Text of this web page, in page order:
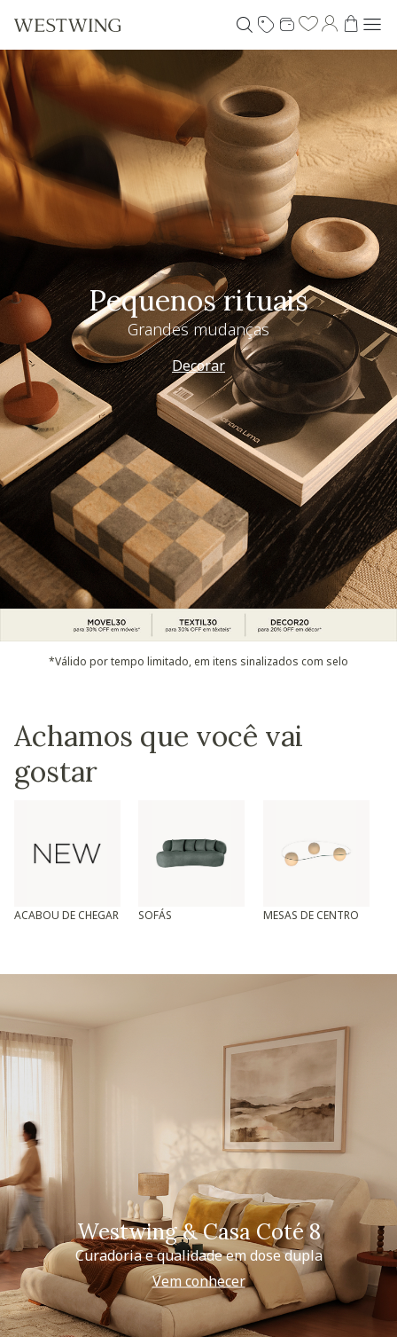
Pequenos rituais
Grandes mudanças
Decorar
*Válido por tempo limitado, em itens sinalizados com selo
Achamos que você vai
gostar
ACABOU DE CHEGAR SOFÁS MESAS DE CENTRO
Westwing & Casa Coté 8
Curadoria e qualidade em dose dupla
Vem conhecer